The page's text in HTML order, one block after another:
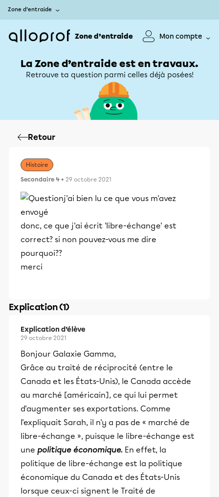
Zone d’entraide
Zone d’entraide Mon compte
La Zone d’entraide est en travaux.
Retrouve ta question parmi celles déjà posées!
Retour
Histoire
Secondaire 4 • 29 octobre 2021
j'ai bien lu ce que vous m'avez
envoyé
donc, ce que j'ai écrit 'libre-échange' est
correct? si non pouvez-vous me dire
pourquoi??
merci
Explication (1)
Explication d’élève
29 octobre 2021
Bonjour Galaxie Gamma,
Grâce au traité de réciprocité (entre le
Canada et les États-Unis), le Canada accède
au marché [américain], ce qui lui permet
d'augmenter ses exportations. Comme
l'expliquait Sarah, il n'y a pas de « marché de
libre-échange », puisque le libre-échange est
une politique économique. En effet, la
politique de libre-échange est la politique
économique du Canada et des États-Unis
lorsque ceux-ci signent le Traité de